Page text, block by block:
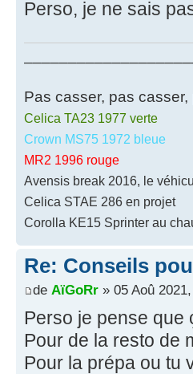
Perso, je ne sais
Pas casser, pas casser,
Celica TA23 1977 verte
Crown MS75 1972 bleue
MR2 1996 rouge
Avensis break 2016, le
Celica STAE 286 en projet
Corolla KE15 Sprinter au
Re: Conseils
de AïGoRr » 05 Aoû
Perso je pense que
Pour de la resto de
Pour la prépa ou tu